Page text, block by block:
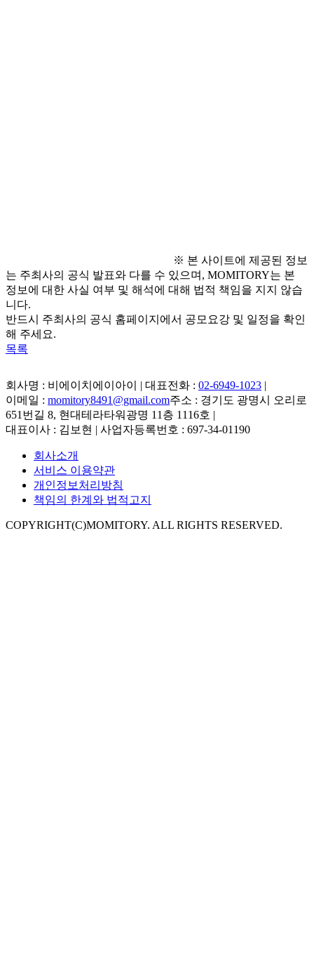
※ 본 사이트에 제공된 정보
는 주최사의 공식 발표와 다를 수 있으며, MOMITORY는 본
정보에 대한 사실 여부 및 해석에 대해 법적 책임을 지지 않습
니다.
반드시 주최사의 공식 홈페이지에서 공모요강 및 일정을 확인
해 주세요.
목록
회사명 : 비에이치에이아이 | 대표전화 : 02-6949-1023 |
이메일 : momitory8491@gmail.com주소 : 경기도 광명시 오리로
651번길 8, 현대테라타워광명 11층 1116호 |
대표이사 : 김보현 | 사업자등록번호 : 697-34-01190
회사소개
서비스 이용약관
개인정보처리방침
책임의 한계와 법적고지
COPYRIGHT(C)MOMITORY. ALL RIGHTS RESERVED.